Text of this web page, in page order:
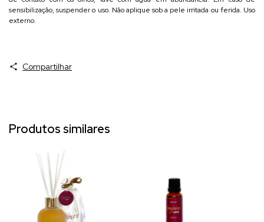
sensibilização, suspender o uso. Não aplique sob a pele irritada ou ferida. Uso
externo.
Compartilhar
Produtos similares